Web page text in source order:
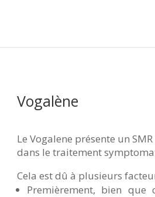
Vogalène
Le Vogalene présente un
dans le traitement
Cela est dû à plusieurs
Premièrement, bien